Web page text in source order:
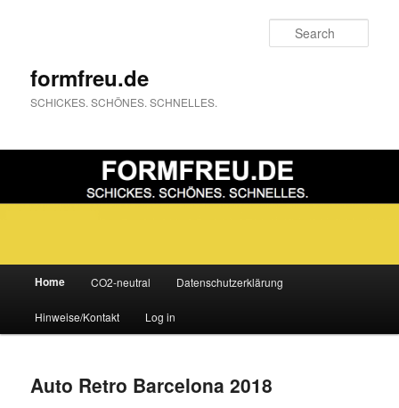
formfreu.de
SCHICKES. SCHÖNES. SCHNELLES.
Skip
to
content
Skip
to
content
Home CO2-neutral Datenschutzerklärung
Hinweise/Kontakt Log in
Auto Retro Barcelona 2018